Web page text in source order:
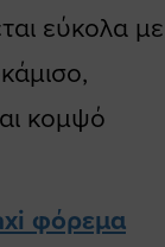
εύκολα με
κομψό
φόρεμα